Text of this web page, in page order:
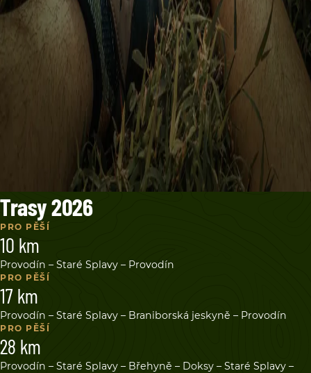
Trasy 2026
PRO PĚŠÍ
10 km
Provodín – Staré Splavy – Provodín
PRO PĚŠÍ
17 km
Provodín – Staré Splavy – Braniborská jeskyně – Provodín
PRO PĚŠÍ
28 km
Provodín – Staré Splavy – Břehyně – Doksy – Staré Splavy –